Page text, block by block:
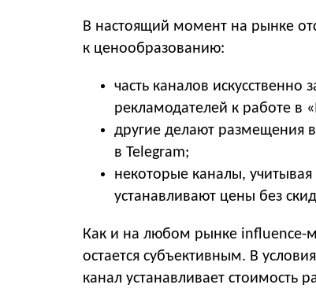
В настоящий момент на рынке
к ценообразованию:
часть каналов
рекламодателей к работе в
другие делают размещения
в Telegram;
некоторые каналы,
устанавливают цены без
Как и на любом рынке influence-
остается субъективным. В
канал устанавливает стоимость